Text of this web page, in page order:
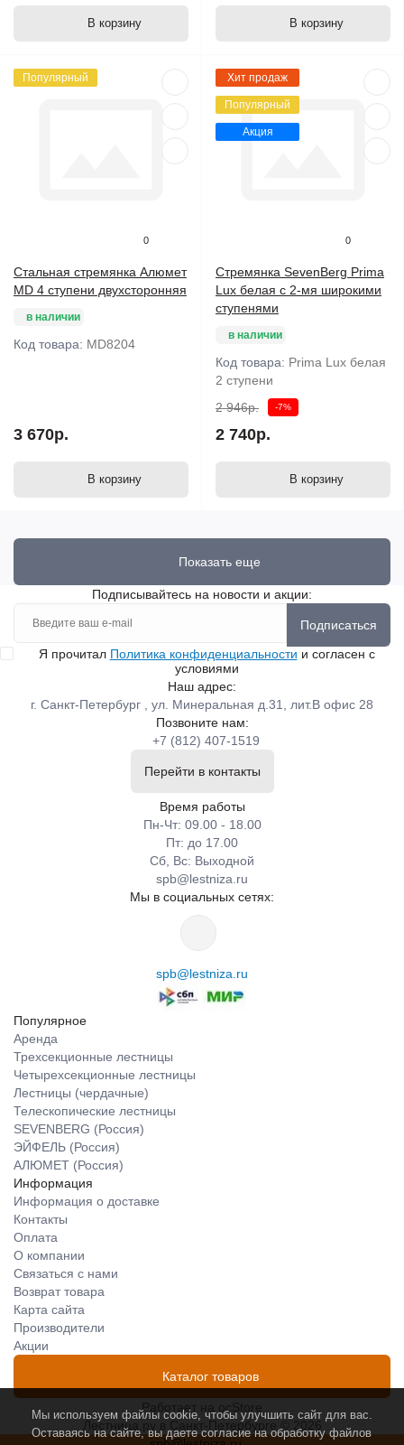
В корзину В корзину
Популярный
0
Стальная стремянка Алюмет
MD 4 ступени двухсторонняя
в наличии
Код товара: MD8204
3 670р.
В корзину
Хит продаж
Популярный
Акция
0
Стремянка SevenBerg Prima
Lux белая с 2-мя широкими
ступенями
в наличии
Код товара: Prima Lux белая
2 ступени
2 946р.
-7%
2 740р.
В корзину
Показать еще
Подписывайтесь на новости и акции:
Подписаться
Я прочитал Политика конфиденциальности и согласен с
условиями
Наш адрес:
г. Санкт-Петербург , ул. Минеральная д.31, лит.В офис 28
Позвоните нам:
+7 (812) 407-1519
Перейти в контакты
Время работы
Пн-Чт: 09.00 - 18.00
Пт: до 17.00
Сб, Вс: Выходной
spb@lestniza.ru
Мы в социальных сетях:
spb@lestniza.ru
Популярное
Аренда
Трехсекционные лестницы
Четырехсекционные лестницы
Лестницы (чердачные)
Телескопические лестницы
SEVENBERG (Россия)
ЭЙФЕЛЬ (Россия)
АЛЮМЕТ (Россия)
Информация
Информация о доставке
Контакты
Оплата
О компании
Связаться с нами
Возврат товара
Карта сайта
Производители
Акции
Каталог товаров
Работает на
Лестница.ру в Санкт-Петербурге © 2026
Мы используем файлы cookie, чтобы улучшить сайт для вас.
Оставаясь на сайте, вы даете согласие на обработку файлов